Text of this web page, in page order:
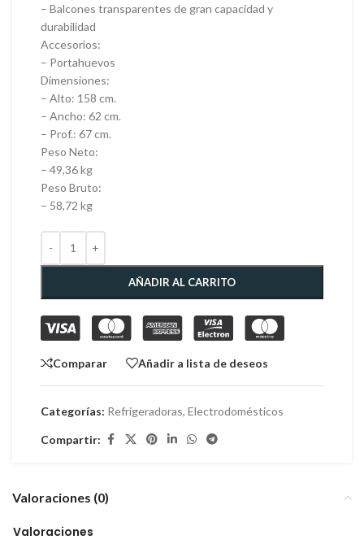
– Balcones transparentes de gran capacidad y
durabilidad
Accesorios:
– Portahuevos
Dimensiones:
– Alto: 158 cm.
– Ancho: 62 cm.
– Prof.: 67 cm.
Peso Neto:
– 49,36 kg
Peso Bruto:
– 58,72 kg
AÑADIR AL CARRITO
Comparar Añadir a lista de deseos
Categorías: Refrigeradoras, Electrodomésticos
Compartir:
Valoraciones (0)
Valoraciones